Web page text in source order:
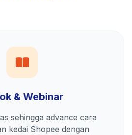
& Webinar
sehingga advance cara
kedai Shopee dengan